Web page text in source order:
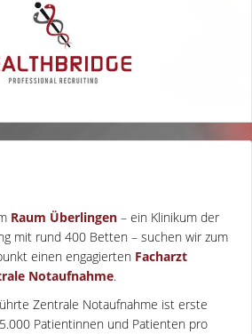
Raum Überlingen – ein Klinikum der
mit rund 400 Betten – suchen wir zum
einen engagierten Facharzt
Notaufnahme.
Zentrale Notaufnahme ist erste
Patientinnen und Patienten pro